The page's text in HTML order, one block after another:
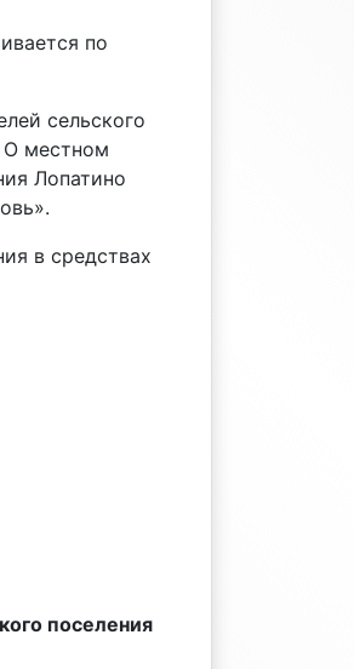
по
сельского
О местном
Лопатино
в средствах